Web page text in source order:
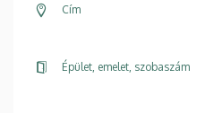
Cím
Épület, emelet, szobaszám